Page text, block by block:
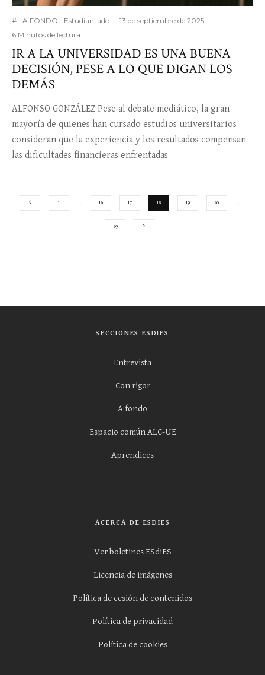
# A FONDO Estudiantado · 13 de septiembre de 2025 ·
6 Minutos de lectura
IR A LA UNIVERSIDAD ES UNA BUENA
DECISIÓN, PESE A LO QUE DIGAN LOS
DEMÁS
ALFONSO GONZÁLEZ Pese al debate mediático, la gran
mayoría de quienes han cursado estudios universitarios
consideran que la experiencia y los resultados compensan
las dificultades financieras enfrentadas
1 … 16 17 18 19 20 …
29
SECCIONES ESDIES
Entrevista
Con rigor
A fondo
Espacio común ALC-UE
Aprendices
ACERCA DE ESDIES
Ver boletines ESdiES
Licencia de imágenes
Política de cesión de contenidos
Política de privacidad
Política de cookies